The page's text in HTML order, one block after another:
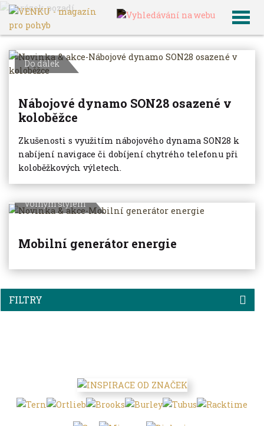
VENKU Archiv článků
FILTRY
Do dálek
Nábojové dynamo SON28 osazené v
koloběžce
Zkušenosti s využitím nábojového dynama SON28 k
nabíjení navigace či dobíjení chytrého telefonu při
koloběžkových výletech.
Volným stylem
Mobilní generátor energie